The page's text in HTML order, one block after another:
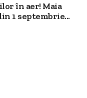
în aer! Maia
1 septembrie...